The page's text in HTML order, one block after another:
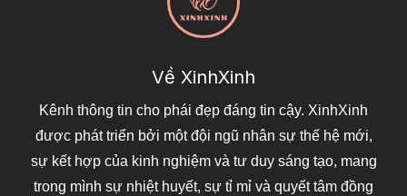
Về XinhXinh
Kênh thông tin cho phái đẹp đáng tin cậy. XinhXinh
được phát triển bởi một đội ngũ nhân sự thế hệ mới,
sự kết hợp của kinh nghiệm và tư duy sáng tạo, mang
trong mình sự nhiệt huyết, sự tỉ mỉ và quyết tâm đồng